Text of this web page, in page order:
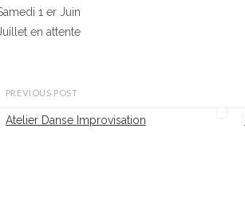
1 er Juin
en attente
PREVIOUS POST
Atelier Danse Improvisation